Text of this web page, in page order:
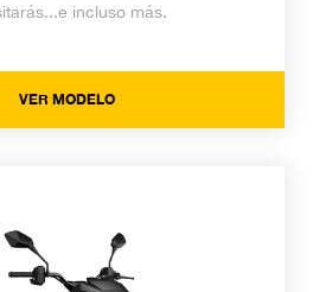
incluso más.
VER MODELO